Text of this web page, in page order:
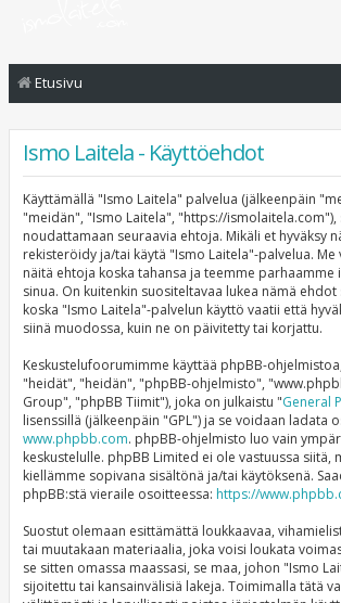
Etusivu
Ismo Laitela - Käyttöehdot
Käyttämällä "Ismo Laitela" palvelua (jälkeenpäin
"meidän", "Ismo Laitela", "https://
noudattamaan seuraavia ehtoja. Mikäli et hyväksy
rekisteröidy ja/tai käytä "Ismo Laitela"-palvelua.
näitä ehtoja koska tahansa ja teemme
sinua. On kuitenkin suositeltavaa lukea nämä ehdot
koska "Ismo Laitela"-palvelun käyttö vaatii että
siinä muodossa, kuin ne on päivitetty tai korjattu.
Keskustelufoorumimme käyttää phpBB-
"heidät", "heidän", "phpBB-ohjelmisto",
Group", "phpBB Tiimit"), joka on julkaistu "General
lisenssillä (jälkeenpäin "GPL") ja se voidaan ladata
www.phpbb.com. phpBB-ohjelmisto luo vain
keskustelulle. phpBB Limited ei ole vastuussa siitä,
kiellämme sopivana sisältönä ja/tai käytöksenä.
phpBB:stä vieraile osoitteessa: https://
Suostut olemaan esittämättä loukkaavaa,
tai muutakaan materiaalia, joka voisi loukata
se sitten omassa maassasi, se maa, johon "Ismo
sijoitettu tai kansainvälisiä lakeja. Toimimalla tätä